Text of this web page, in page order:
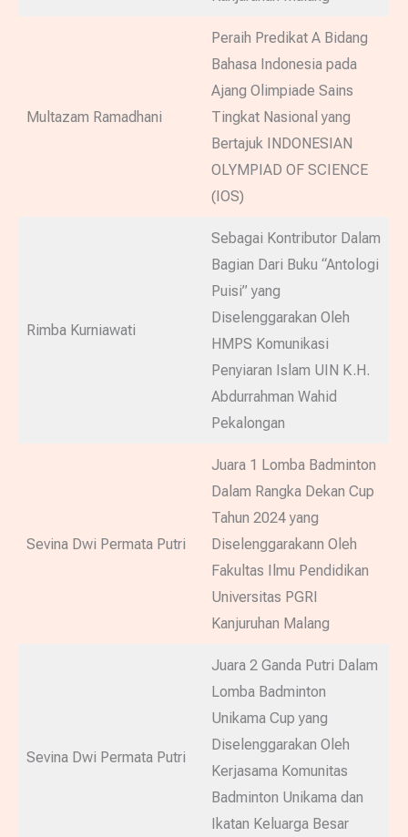
Multazam Ramadhani
Peraih Predikat A Bidang
Bahasa Indonesia pada
Ajang Olimpiade Sains
Tingkat Nasional yang
Bertajuk INDONESIAN
OLYMPIAD OF SCIENCE
(IOS)
Rimba Kurniawati
Sebagai Kontributor Dalam
Bagian Dari Buku “Antologi
Puisi” yang
Diselenggarakan Oleh
HMPS Komunikasi
Penyiaran Islam UIN K.H.
Abdurrahman Wahid
Pekalongan
Sevina Dwi Permata Putri
Juara 1 Lomba Badminton
Dalam Rangka Dekan Cup
Tahun 2024 yang
Diselenggarakann Oleh
Fakultas Ilmu Pendidikan
Universitas PGRI
Kanjuruhan Malang
Sevina Dwi Permata Putri
Juara 2 Ganda Putri Dalam
Lomba Badminton
Unikama Cup yang
Diselenggarakan Oleh
Kerjasama Komunitas
Badminton Unikama dan
Ikatan Keluarga Besar